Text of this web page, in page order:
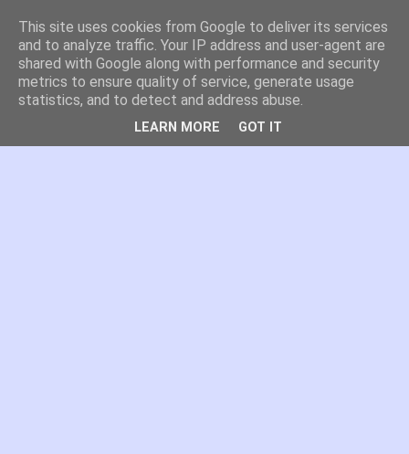
es por madrid
El blog de Madrid y su actualidad, proyectos, transporte,
movilidad, arquitectura, participación, medio ambiente,
educación, empleo, ...
This site uses cookies from Google to deliver its services
and to analyze traffic. Your IP address and user-agent are
shared with Google along with performance and security
metrics to ensure quality of service, generate usage
statistics, and to detect and address abuse.
LEARN MORE GOT IT